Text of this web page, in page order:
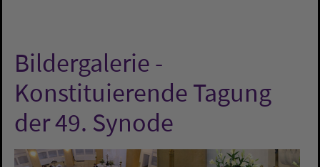
Bildergalerie -
Konstituierende Tagung
der 49. Synode